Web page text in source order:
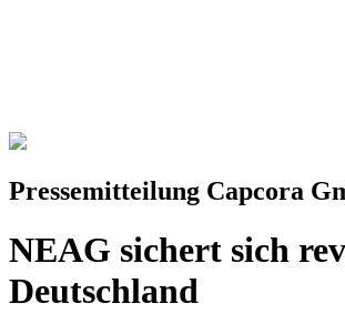
Pressemitteilung Capcora
NEAG sichert sich
Deutschland